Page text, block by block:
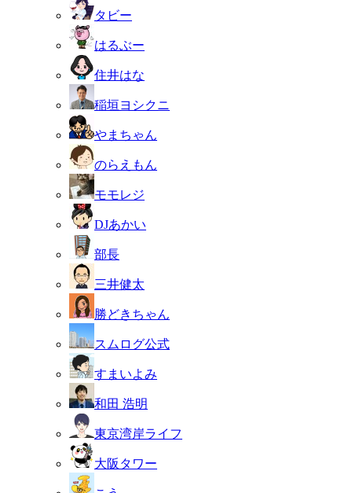
タビー
はるぶー
住井はな
稲垣ヨシクニ
やまちゃん
のらえもん
モモレジ
DJあかい
部長
三井健太
勝どきちゃん
スムログ公式
すまいよみ
和田 浩明
東京湾岸ライフ
大阪タワー